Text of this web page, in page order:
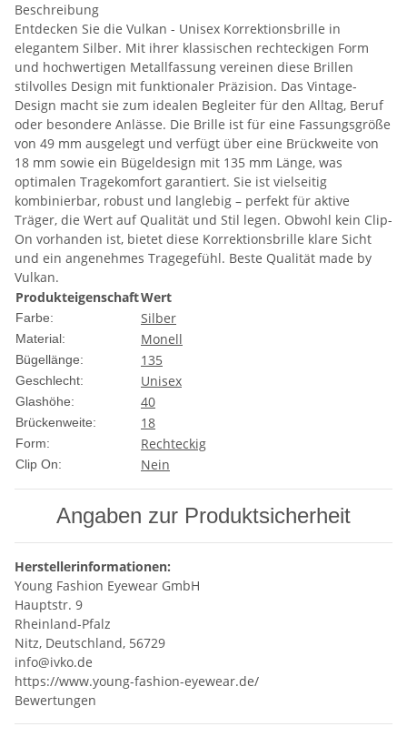
Beschreibung
Entdecken Sie die Vulkan - Unisex Korrektionsbrille in
elegantem Silber. Mit ihrer klassischen rechteckigen Form
und hochwertigen Metallfassung vereinen diese Brillen
stilvolles Design mit funktionaler Präzision. Das Vintage-
Design macht sie zum idealen Begleiter für den Alltag, Beruf
oder besondere Anlässe. Die Brille ist für eine Fassungsgröße
von 49 mm ausgelegt und verfügt über eine Brückweite von
18 mm sowie ein Bügeldesign mit 135 mm Länge, was
optimalen Tragekomfort garantiert. Sie ist vielseitig
kombinierbar, robust und langlebig – perfekt für aktive
Träger, die Wert auf Qualität und Stil legen. Obwohl kein Clip-
On vorhanden ist, bietet diese Korrektionsbrille klare Sicht
und ein angenehmes Tragegefühl. Beste Qualität made by
Vulkan.
ProdukteigenschaftWert
Farbe: Silber
Material: Monell
Bügellänge: 135
Geschlecht: Unisex
Glashöhe: 40
Brückenweite: 18
Form: Rechteckig
Clip On: Nein
Angaben zur Produktsicherheit
Herstellerinformationen:
Young Fashion Eyewear GmbH
Hauptstr. 9
Rheinland-Pfalz
Nitz, Deutschland, 56729
info@ivko.de
https://www.young-fashion-eyewear.de/
Bewertungen